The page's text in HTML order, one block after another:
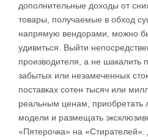
дополнительные доходы от
товары, получаемые в обход
напрямую вендорами, можно
удивиться. Выйти
производителя, а не шакалить
забытых или незамеченных
поставках сотен тысяч или
реальным ценам, приобретать
модели и размещать
«Пятерочка» на